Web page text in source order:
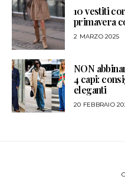
10 vestiti
primavera
2 MARZO 2025
NON
4 capi:
eleganti
20 FEBBRAIO